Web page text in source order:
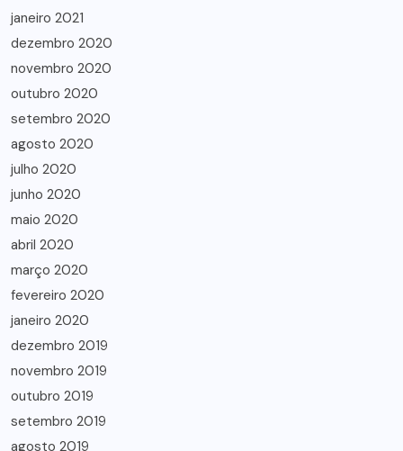
janeiro 2021
dezembro 2020
novembro 2020
outubro 2020
setembro 2020
agosto 2020
julho 2020
junho 2020
maio 2020
abril 2020
março 2020
fevereiro 2020
janeiro 2020
dezembro 2019
novembro 2019
outubro 2019
setembro 2019
agosto 2019